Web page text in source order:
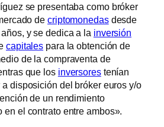
se presentaba como bróker
de criptomonedasdesde
y se dedica a la inversión
capitales para la obtención de
de la compraventa de
que los inversorestenían
disposición del bróker euros y/o
de un rendimiento
en el contrato entre ambos».